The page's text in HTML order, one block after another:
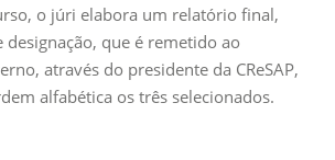
o júri elabora um relatório final,
que é remetido ao
através do presidente da CReSAP,
alfabética os três selecionados.